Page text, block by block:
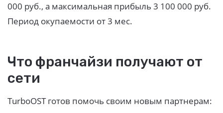
000 руб., а максимальная прибыль 3 100 000 руб.
Период окупаемости от 3 мес.
Что франчайзи получают от
сети
TurboOST готов помочь своим новым партнерам: